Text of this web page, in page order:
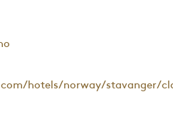
hotels/norway/stavanger/